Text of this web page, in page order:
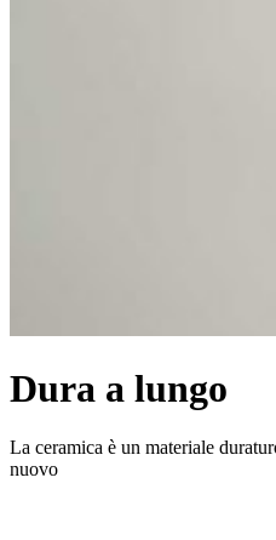
Dura a lungo
La ceramica è un materiale
nuovo